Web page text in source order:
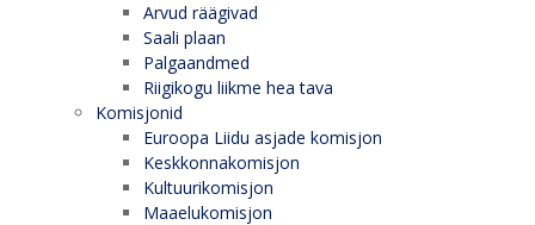
Arvud räägivad
Saali plaan
Palgaandmed
Riigikogu liikme hea tava
Komisjonid
Euroopa Liidu asjade komisjon
Keskkonnakomisjon
Kultuurikomisjon
Maaelukomisjon